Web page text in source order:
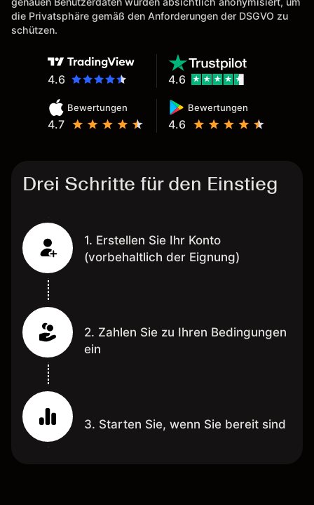
Eine Diagrammfunktion wie es
bei Naga ist wäre
die Privatsphäre gemäß den Anforderungen der DSGVO zu
schützen.
4.6
Bewertungen
4.7
Bewertungen
4.6
4.6
Drei Schritte für den Einstieg
1. Erstellen Sie Ihr Konto
(vorbehaltlich der Eignung)
2. Zahlen Sie zu Ihren Bedingungen
ein
3. Starten Sie, wenn Sie bereit sind